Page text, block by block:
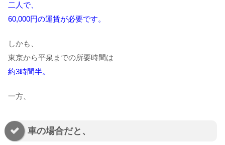
二人で、
60,000円の運賃が必要です。
しかも、
東京から平泉までの所要時間は
約3時間半。
一方、
車の場合だと、